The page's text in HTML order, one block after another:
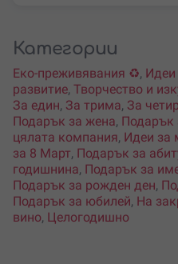
Категории
Еко-преживявания ♻️, Идеи
развитие, Творчество и
За един, За трима, За
Подарък за жена, Подарък
цялата компания, Идеи за
за 8 Март, Подарък за
годишнина, Подарък за
Подарък за рожден ден,
Подарък за юбилей, На
вино, Целогодишно